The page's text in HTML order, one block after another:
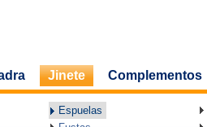
Jinete Complementos
Espuelas